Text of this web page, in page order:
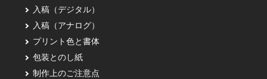
入稿（デジタル）
入稿（アナログ）
プリント色と書体
包装とのし紙
制作上のご注意点